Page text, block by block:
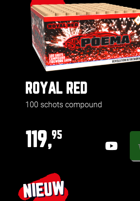
ROYAL RED
100 schots compound
119,95
NIEUW